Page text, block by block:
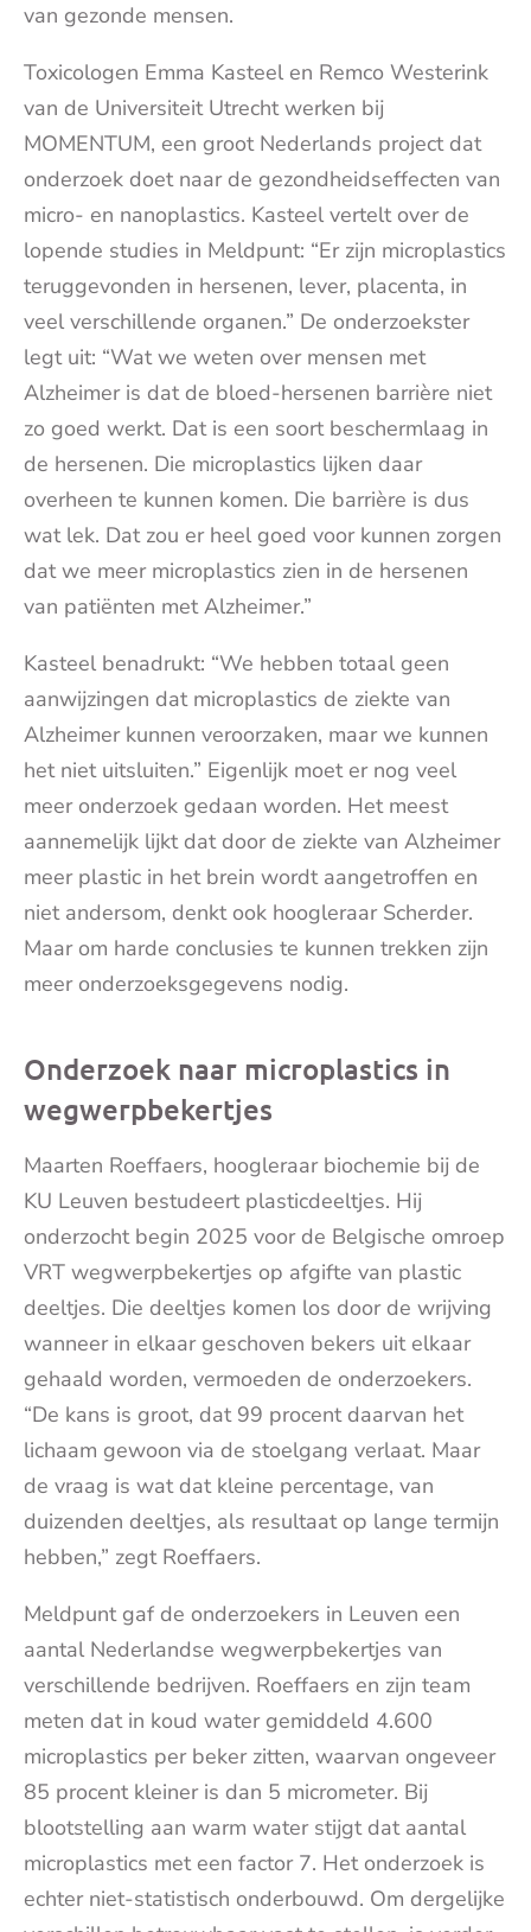
van gezonde mensen.
Toxicologen Emma Kasteel en Remco Westerink
van de Universiteit Utrecht werken bij
MOMENTUM, een groot Nederlands project dat
onderzoek doet naar de gezondheidseffecten van
micro- en nanoplastics. Kasteel vertelt over de
lopende studies in Meldpunt: “Er zijn microplastics
teruggevonden in hersenen, lever, placenta, in
veel verschillende organen.” De onderzoekster
legt uit: “Wat we weten over mensen met
Alzheimer is dat de bloed-hersenen barrière niet
zo goed werkt. Dat is een soort beschermlaag in
de hersenen. Die microplastics lijken daar
overheen te kunnen komen. Die barrière is dus
wat lek. Dat zou er heel goed voor kunnen zorgen
dat we meer microplastics zien in de hersenen
van patiënten met Alzheimer.”
Kasteel benadrukt: “We hebben totaal geen
aanwijzingen dat microplastics de ziekte van
Alzheimer kunnen veroorzaken, maar we kunnen
het niet uitsluiten.” Eigenlijk moet er nog veel
meer onderzoek gedaan worden. Het meest
aannemelijk lijkt dat door de ziekte van Alzheimer
meer plastic in het brein wordt aangetroffen en
niet andersom, denkt ook hoogleraar Scherder.
Maar om harde conclusies te kunnen trekken zijn
meer onderzoeksgegevens nodig.
Onderzoek naar microplastics in
wegwerpbekertjes
Maarten Roeffaers, hoogleraar biochemie bij de
KU Leuven bestudeert plasticdeeltjes. Hij
onderzocht begin 2025 voor de Belgische omroep
VRT wegwerpbekertjes op afgifte van plastic
deeltjes. Die deeltjes komen los door de wrijving
wanneer in elkaar geschoven bekers uit elkaar
gehaald worden, vermoeden de onderzoekers.
“De kans is groot, dat 99 procent daarvan het
lichaam gewoon via de stoelgang verlaat. Maar
de vraag is wat dat kleine percentage, van
duizenden deeltjes, als resultaat op lange termijn
hebben,” zegt Roeffaers.
Meldpunt gaf de onderzoekers in Leuven een
aantal Nederlandse wegwerpbekertjes van
verschillende bedrijven. Roeffaers en zijn team
meten dat in koud water gemiddeld 4.600
microplastics per beker zitten, waarvan ongeveer
85 procent kleiner is dan 5 micrometer. Bij
blootstelling aan warm water stijgt dat aantal
microplastics met een factor 7. Het onderzoek is
echter niet-statistisch onderbouwd. Om dergelijke